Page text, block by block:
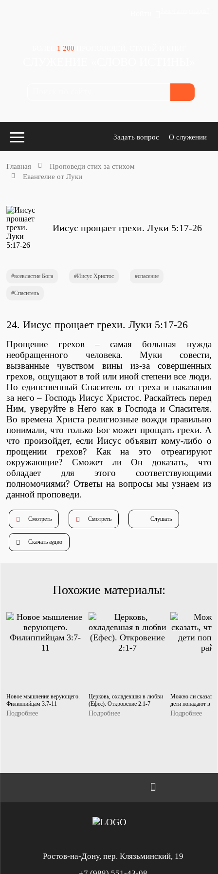
1 200
Задать вопрос О служении
Проповеди
стих за стихом
Слушай каждый день
Тематические проповеди
Библейская школа.
Богословие
Библейская школа.
Душепопечение
Служение «Слово Истины»
Служение «Слово Истины»
Главная
Проповеди стих за стихом
Евангелие от Луки
Иисус прощает грехи. Луки 5:17-26
всевластие Бога Иисус Христос спасение
Спаситель
24. Иисус прощает грехи.Луки 5:17-26
Прощение грехов – самая большая нужда
необращенного человека. Муки совести,
вызванные чувством вины из-за совершенных
грехов, ощущают в той или иной степени все люди.
Но единственный Спаситель от греха и наказания
за него – Господь Иисус Христос. Раскайтесь перед
Ним, уверуйте в Него как в Господа и Спасителя.
Во времена Христа религиозные вожди правильно
понимали, что только Бог может прощать грехи. А
что произойдет, если Иисус объявит кому-либо о
прощении грехов? Как на это отреагируют
окружающие? Сможет ли Он доказать, что
обладает для этого соответствующими
полномочиями? Ответы на вопросы мы узнаем из
данной проповеди.
Смотреть Смотреть Слушать
Скачать аудио
Похожие материалы:
Новое мышление верующего.
Филиппийцам 3:7-11
Подробнее
Церковь, охладевшая в любви
(Ефес). Откровение 2:1-7
Подробнее
Можно ли сказать,
дети попадают в
Подробнее
Ростов-на-Дону, пер. Клязьминский, 19